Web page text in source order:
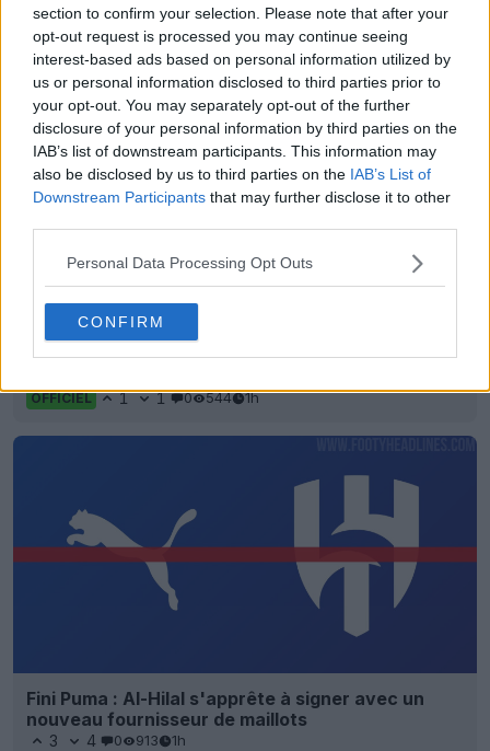
section to confirm your selection. Please note that after your
opt-out request is processed you may continue seeing
interest-based ads based on personal information utilized by
us or personal information disclosed to third parties prior to
your opt-out. You may separately opt-out of the further
disclosure of your personal information by third parties on the
IAB’s list of downstream participants. This information may
also be disclosed by us to third parties on the IAB’s List of
Downstream Participants that may further disclose it to other
Personal Data Processing Opt Outs
CONFIRM
Dévoilement du troisième maillot de Fulham pour
la saison 26-27
5 2 0 494 33m
Sortie du troisième maillot Adidas du Lecce 26-27
OFFICIEL 1 1 0 544 1h
Fini Puma : Al-Hilal s'apprête à signer avec un
nouveau fournisseur de maillots
3 4 0 913 1h